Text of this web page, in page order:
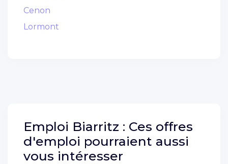
Cenon
Lormont
Emploi Biarritz : Ces offres
d'emploi pourraient aussi
vous intéresser